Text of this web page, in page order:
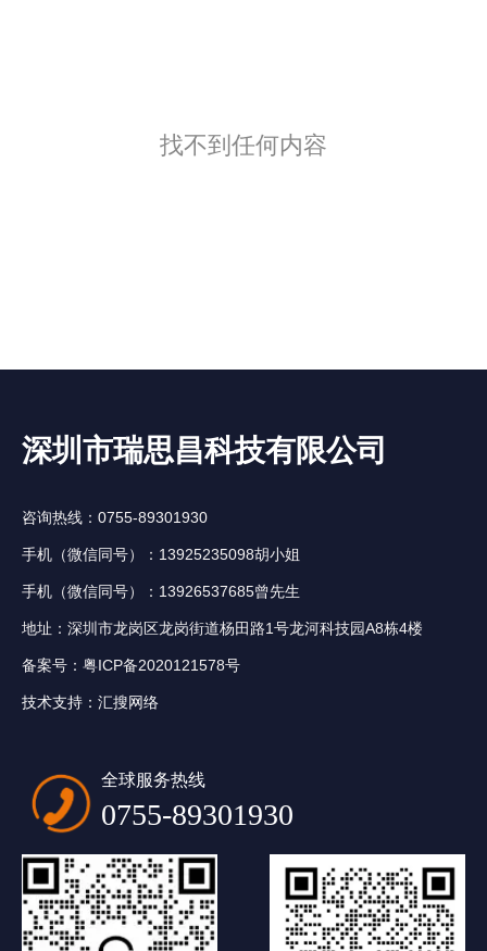
找不到任何内容
深圳市瑞思昌科技有限公司
咨询热线：0755-89301930
手机（微信同号）：13925235098胡小姐
手机（微信同号）：13926537685曾先生
地址：深圳市龙岗区龙岗街道杨田路1号龙河科技园A8栋4楼
备案号： 粤ICP备2020121578号
技术支持： 汇搜网络
全球服务热线
0755-89301930